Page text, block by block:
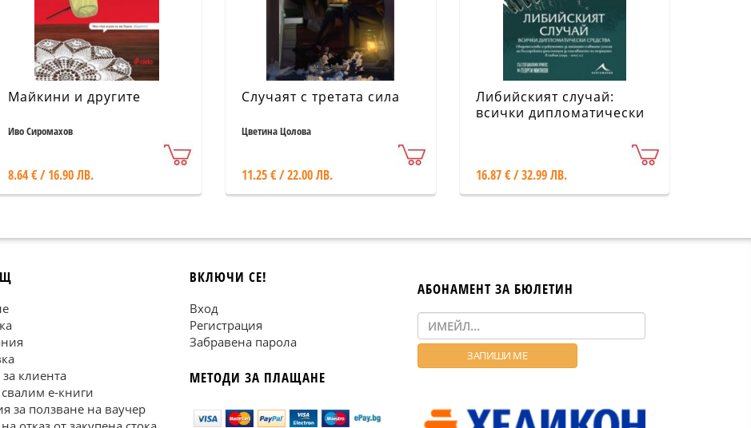
Майкини и другите
Иво Сиромахов
8.64 € / 16.90 ЛВ.
Случаят с третата сила
Цветина Цолова
11.25 € / 22.00 ЛВ.
Либийският случай:
всички дипломатически
16.87 € / 32.99 ЛВ.
клиента
е-книги
за ползване на ваучер
ВКЛЮЧИ СЕ!
Вход
Регистрация
Забравена парола
МЕТОДИ ЗА ПЛАЩАНЕ
АБОНАМЕНТ ЗА БЮЛЕТИН